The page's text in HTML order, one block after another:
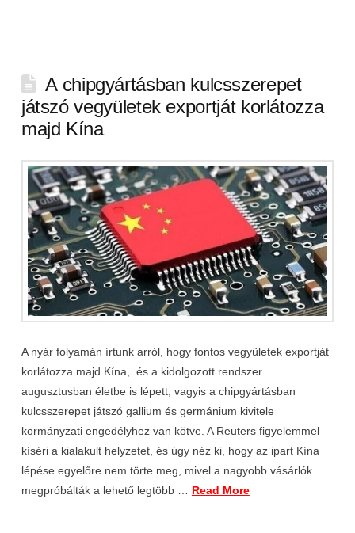
A chipgyártásban kulcsszerepet
játszó vegyületek exportját korlátozza
majd Kína
A nyár folyamán írtunk arról, hogy fontos vegyületek exportját
korlátozza majd Kína, és a kidolgozott rendszer
augusztusban életbe is lépett, vagyis a chipgyártásban
kulcsszerepet játszó gallium és germánium kivitele
kormányzati engedélyhez van kötve. A Reuters figyelemmel
kíséri a kialakult helyzetet, és úgy néz ki, hogy az ipart Kína
lépése egyelőre nem törte meg, mivel a nagyobb vásárlók
megpróbálták a lehető legtöbb … Read More